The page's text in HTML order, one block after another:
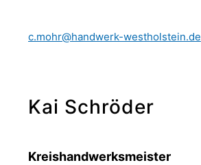
c.mohr@handwerk-westholstein.de
Kai Schröder
Kreishandwerksmeister